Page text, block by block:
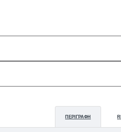
ΠΕΡΙΓΡΑΦΉ